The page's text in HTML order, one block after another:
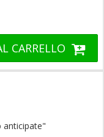
CARRELLO
anticipate"